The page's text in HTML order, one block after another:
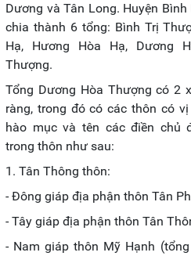
Dương và Tân Long. Huyện
chia thành 6 tổng: Bình Trị
Hạ, Hương Hòa Hạ, Dương
Thượng.
Tổng Dương Hòa Thượng có 2
ràng, trong đó có các thôn có
hào mục và tên các điền chủ
trong thôn như sau:
1. Tân Thông thôn:
- Đông giáp địa phận thôn Tân
- Tây giáp địa phận thôn Tân
- Nam giáp thôn Mỹ Hạnh